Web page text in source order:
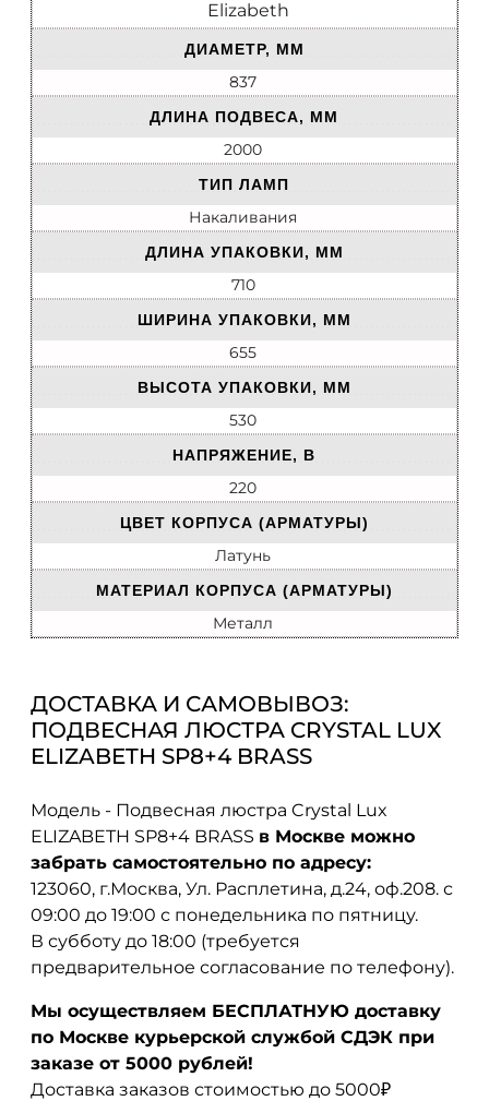
Elizabeth
ДИАМЕТР, ММ
837
ДЛИНА ПОДВЕСА, ММ
2000
ТИП ЛАМП
Накаливания
ДЛИНА УПАКОВКИ, ММ
710
ШИРИНА УПАКОВКИ, ММ
655
ВЫСОТА УПАКОВКИ, ММ
530
НАПРЯЖЕНИЕ, В
220
ЦВЕТ КОРПУСА (АРМАТУРЫ)
Латунь
МАТЕРИАЛ КОРПУСА (АРМАТУРЫ)
Металл
ДОСТАВКА И САМОВЫВОЗ:
ПОДВЕСНАЯ ЛЮСТРА CRYSTAL LUX
ELIZABETH SP8+4 BRASS
Модель - Подвесная люстра Crystal Lux
ELIZABETH SP8+4 BRASS в Москве можно
забрать самостоятельно по адресу:
123060, г.Москва, Ул. Расплетина, д.24, оф.208. с
09:00 до 19:00 с понедельника по пятницу.
В субботу до 18:00 (требуется
предварительное согласование по телефону).
Мы осуществляем БЕСПЛАТНУЮ доставку
по Москве курьерской службой СДЭК при
заказе от 5000 рублей!
Доставка заказов стоимостью до 5000₽